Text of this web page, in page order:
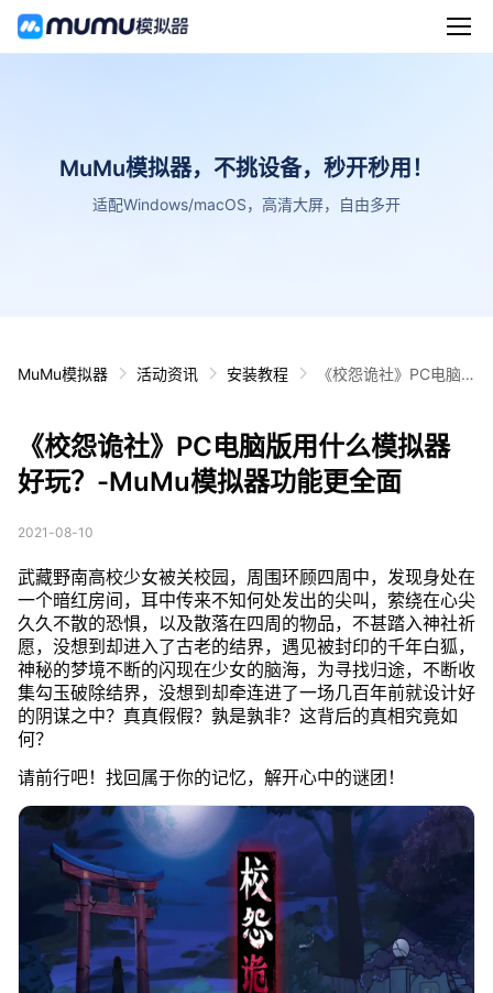
MuMu模拟器，不挑设备，秒开秒用！
适配Windows/macOS，高清大屏，自由多开
MuMu模拟器 活动资讯 安装教程
《校怨诡社》PC电脑
面
《校怨诡社》PC电脑版用什么模拟器
好玩？-MuMu模拟器功能更全面
2021-08-10
武藏野南高校少女被关校园，周围环顾四周中，发现身处在
一个暗红房间，耳中传来不知何处发出的尖叫，萦绕在心尖
久久不散的恐惧，以及散落在四周的物品，不甚踏入神社祈
愿，没想到却进入了古老的结界，遇见被封印的千年白狐，
神秘的梦境不断的闪现在少女的脑海，为寻找归途，不断收
集勾玉破除结界，没想到却牵连进了一场几百年前就设计好
的阴谋之中？真真假假？孰是孰非？这背后的真相究竟如
何？
请前行吧！找回属于你的记忆，解开心中的谜团！